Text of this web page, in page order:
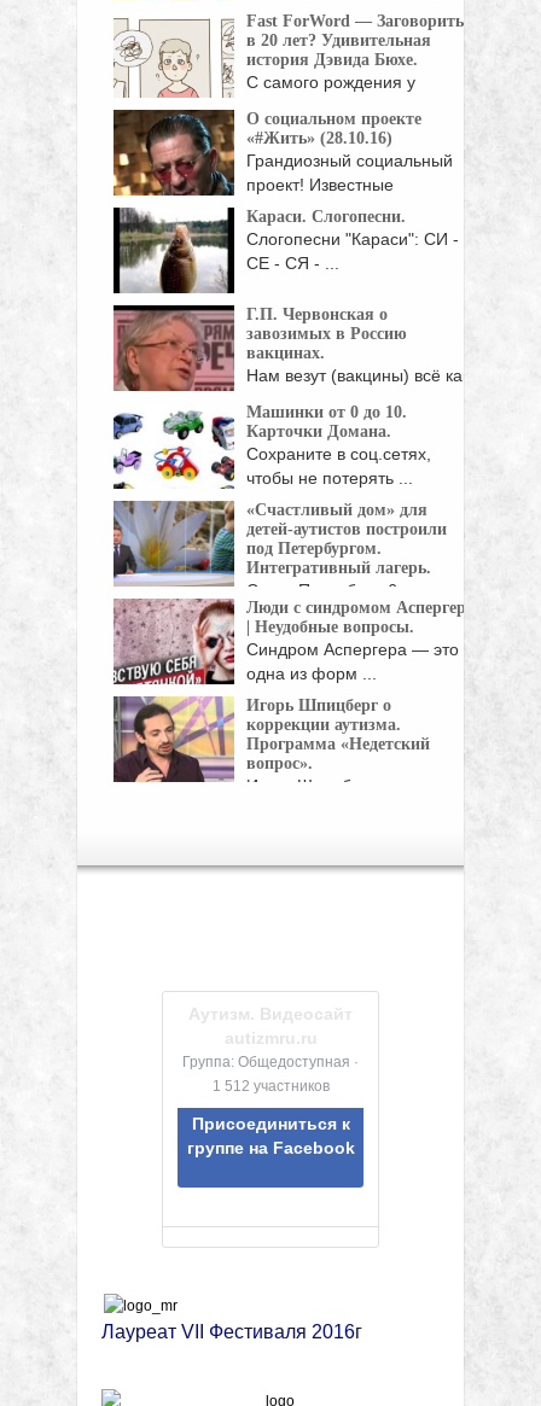
Fast ForWord — Заговорить
в 20 лет? Удивительная
история Дэвида Бюхе.
С самого рождения у
О социальном проекте
«#Жить» (28.10.16)
Грандиозный социальный
проект! Известные
музыканты призывают не
отчаиваться ...
Караси. Слогопесни.
Слогопесни "Караси": СИ -
СЕ - СЯ - ...
Г.П. Червонская о
завозимых в Россию
вакцинах.
Нам везут (вакцины) всё как
Машинки от 0 до 10.
Карточки Домана.
Сохраните в соц.сетях,
чтобы не потерять ...
«Счастливый дом» для
детей-аутистов построили
под Петербургом.
Интегративный лагерь.
Санкт-Петербург, 6
сентября. В центре для
людей с ...
Люди с синдромом Аспергера
| Неудобные вопросы.
Синдром Аспергера — это
одна из форм ...
Игорь Шпицберг о
коррекции аутизма.
Программа «Недетский
вопрос».
Игорь Шпицберг,
Аутизм. Видеосайт
autizmru.ru
Группа: Общедоступная ·
1 512 участников
Присоединиться к
группе на Facebook
Лауреат VII Фестиваля 2016г